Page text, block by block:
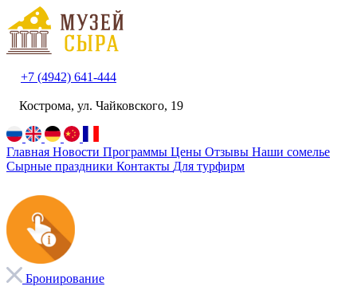
+7 (4942) 641-444
Кострома, ул. Чайковского, 19
Главная Новости Программы Цены Отзывы Наши сомелье
Сырные праздники Контакты Для турфирм
Бронирование